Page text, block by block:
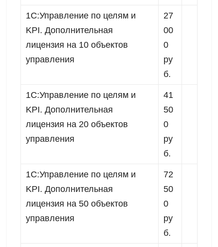
1C:Управление по целям и
KPI. Дополнительная
лицензия на 10 объектов
управления
27
00
0
ру
б.
1C:Управление по целям и
KPI. Дополнительная
лицензия на 20 объектов
управления
41
50
0
ру
б.
1C:Управление по целям и
KPI. Дополнительная
лицензия на 50 объектов
управления
72
50
0
ру
б.